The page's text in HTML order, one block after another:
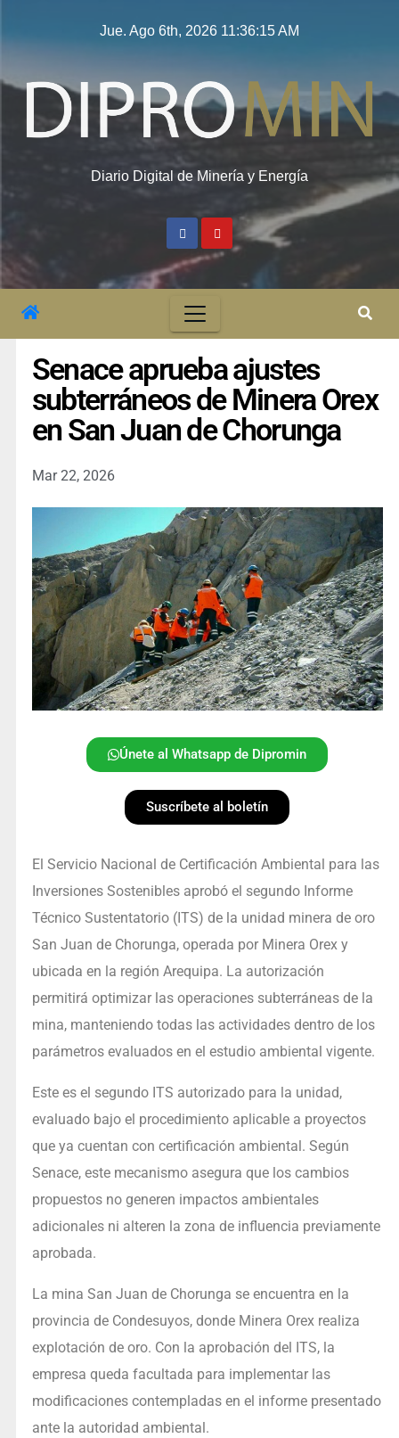
Jue. Ago 6th, 2026 11:36:16 AM
Diario Digital de Minería y Energía
Senace aprueba ajustes
subterráneos de Minera Orex
en San Juan de Chorunga
Mar 22, 2026
Únete al Whatsapp de Dipromin
Suscríbete al boletín
El Servicio Nacional de Certificación Ambiental para las
Inversiones Sostenibles aprobó el segundo Informe
Técnico Sustentatorio (ITS) de la unidad minera de oro
San Juan de Chorunga, operada por Minera Orex y
ubicada en la región Arequipa. La autorización
permitirá optimizar las operaciones subterráneas de la
mina, manteniendo todas las actividades dentro de los
parámetros evaluados en el estudio ambiental vigente.
Este es el segundo ITS autorizado para la unidad,
evaluado bajo el procedimiento aplicable a proyectos
que ya cuentan con certificación ambiental. Según
Senace, este mecanismo asegura que los cambios
propuestos no generen impactos ambientales
adicionales ni alteren la zona de influencia previamente
aprobada.
La mina San Juan de Chorunga se encuentra en la
provincia de Condesuyos, donde Minera Orex realiza
explotación de oro. Con la aprobación del ITS, la
empresa queda facultada para implementar las
modificaciones contempladas en el informe presentado
ante la autoridad ambiental.